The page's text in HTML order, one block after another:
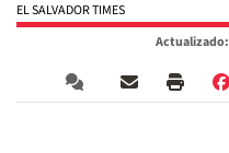
EL SALVADOR TIMES
Actualizado: